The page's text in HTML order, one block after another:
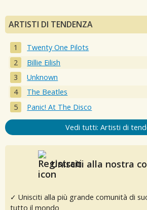
ARTISTI DI TENDENZA
Twenty One Pilots
Billie Eilish
Unknown
The Beatles
Panic! At The Disco
Vedi tutti: Artisti di
Unisciti alla nostra
✓ Unisciti alla più grande comunità di
tutto il mondo